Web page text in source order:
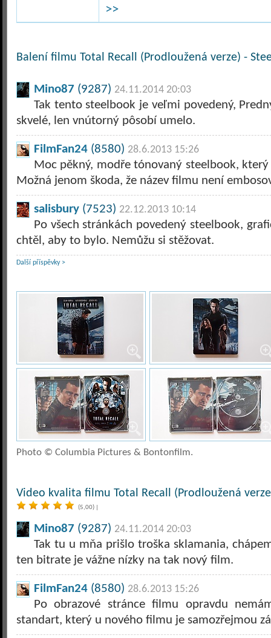
>>
Balení filmu Total Recall (Prodloužená verze) -
Mino87 (9287) 24.11.2014 20:03
Tak tento steelbook je veľmi povedený,
skvelé, len vnútorný pôsobí umelo.
FilmFan24 (8580) 28.6.2013 15:26
Moc pěkný, modře tónovaný steelbook,
Možná jenom škoda, že název filmu není
salisbury (7523) 22.12.2013 10:14
Po všech stránkách povedený steelbook,
chtěl, aby to bylo. Nemůžu si stěžovat.
Další příspěvky >
Photo © Columbia Pictures & Bontonfilm.
Video kvalita filmu Total Recall (Prodloužená
(5,00)
Mino87 (9287) 24.11.2014 20:03
Tak tu u mňa prišlo troška sklamania,
ten bitrate je vážne nízky na tak nový film.
FilmFan24 (8580) 28.6.2013 15:26
Po obrazové stránce filmu opravdu
standart, který u nového filmu je samozřejmou